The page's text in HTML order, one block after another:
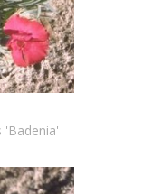
'Badenia'